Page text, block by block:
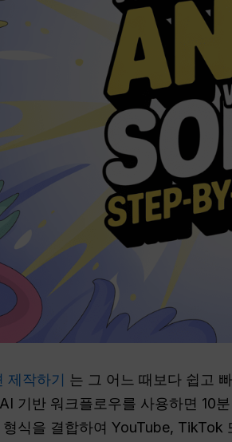
제작하기 는 그 어느 때보다 쉽고
기반 워크플로우를 사용하면 10
식을 결합하여 YouTube,